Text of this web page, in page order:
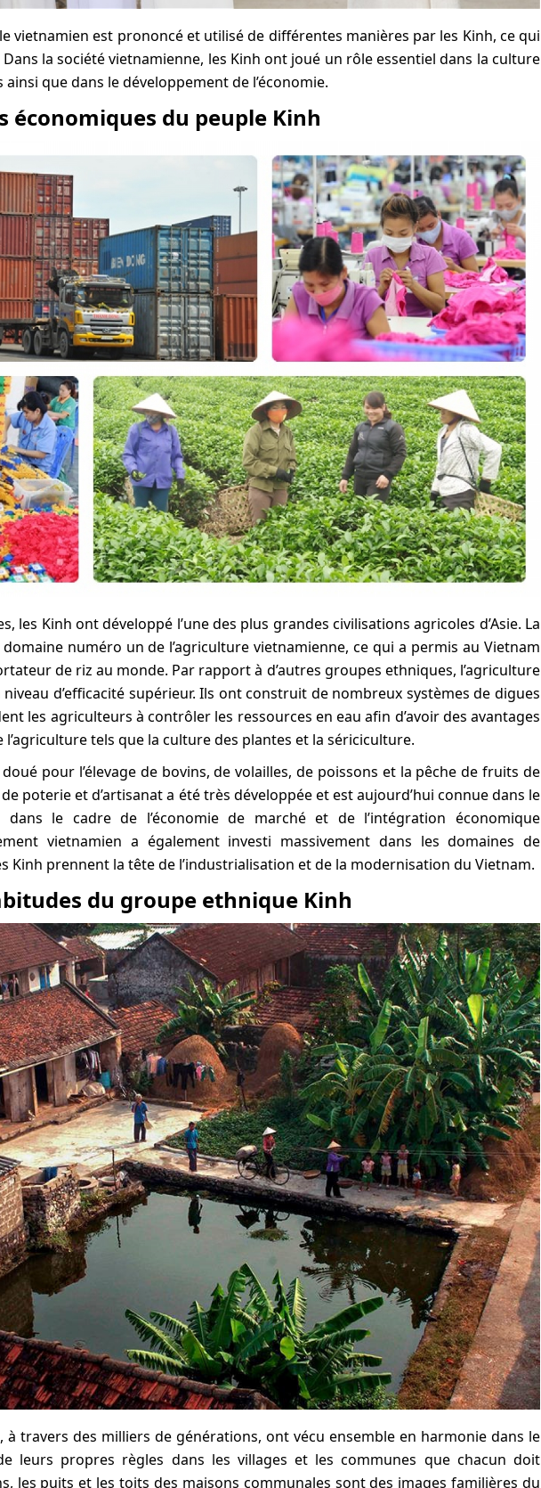
vietnamien est prononcé et utilisé de différentes manières par les Kinh, ce qui
la société vietnamienne, les Kinh ont joué un rôle essentiel dans la culture
que dans le développement de l’économie.
économiques du peuple Kinh
les Kinh ont développé l’une des plus grandes civilisations agricoles d’Asie. La
numéro un de l’agriculture vietnamienne, ce qui a permis au Vietnam
de riz au monde. Par rapport à d’autres groupes ethniques, l’agriculture
d’efficacité supérieur. Ils ont construit de nombreux systèmes de digues
les agriculteurs à contrôler les ressources en eau afin d’avoir des avantages
tels que la culture des plantes et la sériciculture.
pour l’élevage de bovins, de volailles, de poissons et la pêche de fruits de
poterie et d’artisanat a été très développée et est aujourd’hui connue dans le
dans le cadre de l’économie de marché et de l’intégration économique
vietnamien a également investi massivement dans les domaines de
Kinh prennent la tête de l’industrialisation et de la modernisation du Vietnam.
du groupe ethnique Kinh
à travers des milliers de générations, ont vécu ensemble en harmonie dans le
leurs propres règles dans les villages et les communes que chacun doit
les puits et les toits des maisons communales sont des images familières du